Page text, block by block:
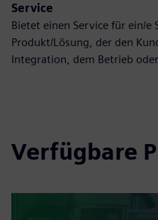
Service
Bietet einen Service für ein/e
Produkt/Lösung, der den
Integration, dem Betrieb
Verfügbare